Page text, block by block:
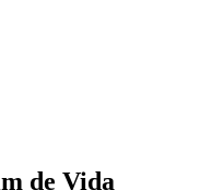
de Vida